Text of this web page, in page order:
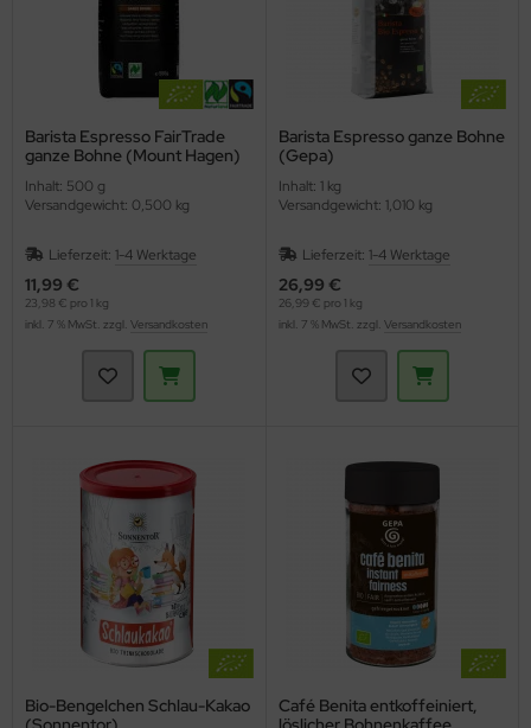
Barista Espresso FairTrade
ganze Bohne (Mount Hagen)
Inhalt: 500 g
Versandgewicht: 0,500 kg
Lieferzeit: 1-4 Werktage
11,99 €
23,98 € pro 1 kg
inkl. 7 % MwSt. zzgl. Versandkosten
Barista Espresso ganze Bohne
(Gepa)
Inhalt: 1 kg
Versandgewicht: 1,010 kg
Lieferzeit: 1-4 Werktage
26,99 €
26,99 € pro 1 kg
inkl. 7 % MwSt. zzgl. Versandkosten
Bio-Bengelchen Schlau-Kakao
Café Benita entkoffeiniert,